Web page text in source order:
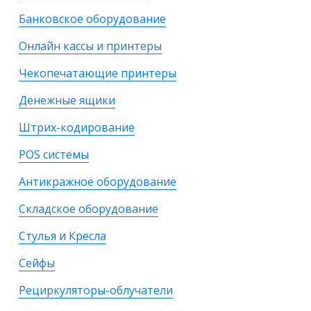
Банковское оборудование
Онлайн кассы и принтеры
Чекопечатающие принтеры
Денежные ящики
Штрих-кодирование
POS системы
Антикражное оборудование
Складское оборудование
Стулья и Кресла
Сейфы
Рециркуляторы-облучатели